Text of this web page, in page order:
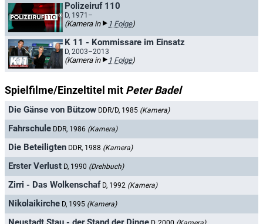
Polizeiruf 110
D, 1971–
(Kamera in 1 Folge)
K 11 - Kommissare im Einsatz
D, 2003–2013
(Kamera in 1 Folge)
Spielfilme/Einzeltitel mit Peter Badel
Die Gänse von Bützow DDR/D, 1985 (Kamera)
Fahrschule DDR, 1986 (Kamera)
Die Beteiligten DDR, 1988 (Kamera)
Erster Verlust D, 1990 (Drehbuch)
Zirri - Das Wolkenschaf D, 1992 (Kamera)
Nikolaikirche D, 1995 (Kamera)